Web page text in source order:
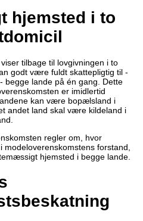
hjemsted i to
tilbage til lovgivningen i to
godt være fuldt skattepligtig til -
begge lande på én gang. Dette
er imidlertid
kan være bopælsland i
andet land skal være kildeland i
regler om, hvor
forstand,
hjemsted i begge lande.